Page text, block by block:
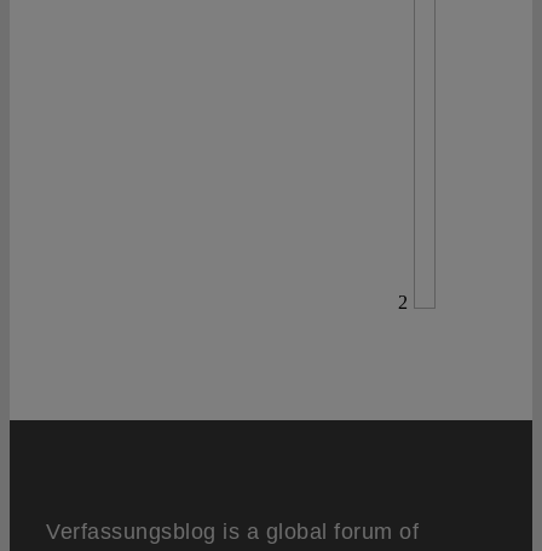
2
Verfassungsblog is a global forum of